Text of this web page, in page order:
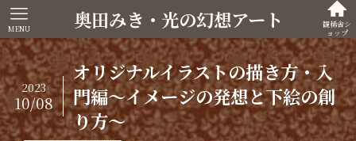
奥田みき・光の幻想アート 観稀舎シ
ョップ
MENU
オリジナルイラストの描き方・入
門編～イメージの発想と下絵の創
り方～
2023
10/08